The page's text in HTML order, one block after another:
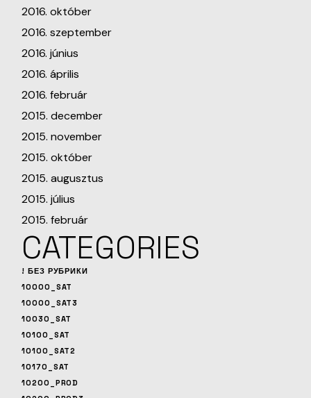
2016. október
2016. szeptember
2016. június
2016. április
2016. február
2015. december
2015. november
2015. október
2015. augusztus
2015. július
2015. február
CATEGORIES
! БЕЗ РУБРИКИ
10000_SAT
10000_SAT3
10030_SAT
10100_SAT
10100_SAT2
10170_SAT
10200_PROD